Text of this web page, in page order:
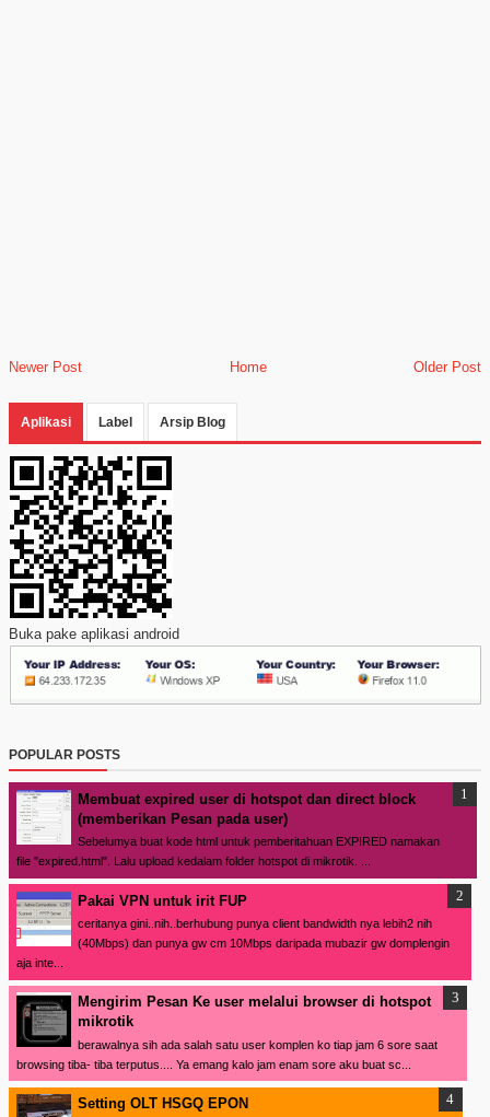
Newer Post Older Post
Home
Aplikasi Label Arsip Blog
Buka pake aplikasi android
POPULAR POSTS
Membuat expired user di hotspot dan direct block
(memberikan Pesan pada user)
Sebelumya buat kode html untuk pemberitahuan EXPIRED namakan
file "expired.html". Lalu upload kedalam folder hotspot di mikrotik. ...
Pakai VPN untuk irit FUP
ceritanya gini..nih..berhubung punya client bandwidth nya lebih2 nih
(40Mbps) dan punya gw cm 10Mbps daripada mubazir gw domplengin
aja inte...
Mengirim Pesan Ke user melalui browser di hotspot
mikrotik
berawalnya sih ada salah satu user komplen ko tiap jam 6 sore saat
browsing tiba- tiba terputus.... Ya emang kalo jam enam sore aku buat sc...
Setting OLT HSGQ EPON